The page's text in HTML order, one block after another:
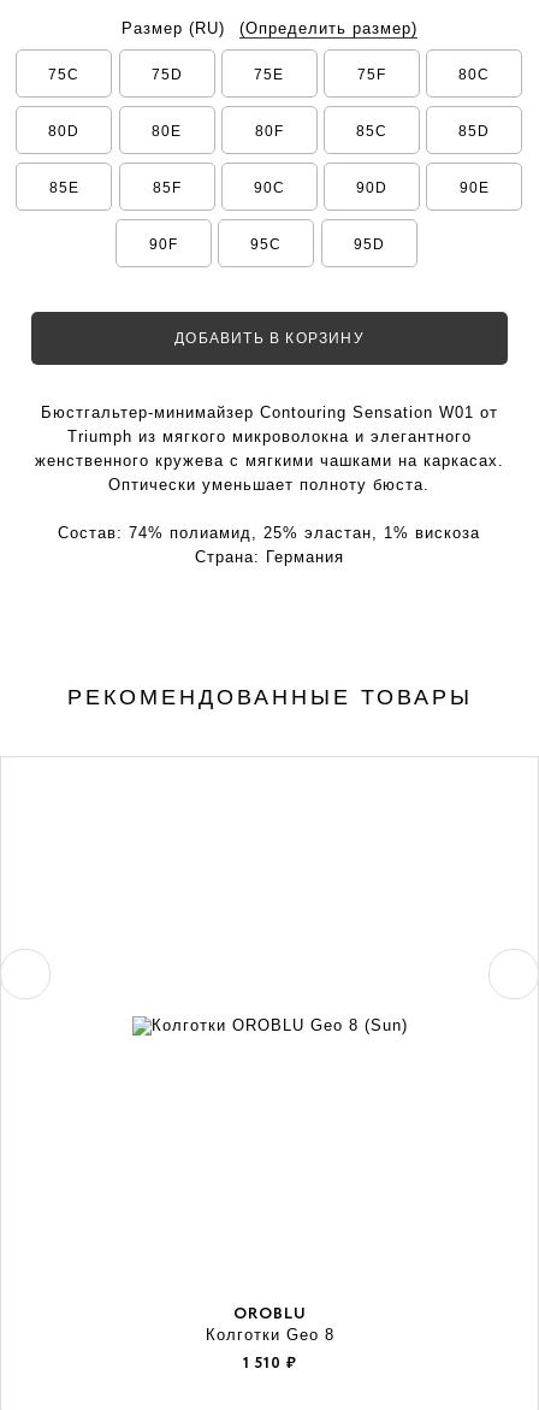
Размер (RU) (Определить размер)
75C 75D 75E 75F 80C
80D 80E 80F 85C 85D
85E 85F 90C 90D 90E
90F 95C 95D
ДОБАВИТЬ В КОРЗИНУ
Бюстгальтер-минимайзер Contouring Sensation W01 от
Triumph из мягкого микроволокна и элегантного
женственного кружева с мягкими чашками на каркасах.
Оптически уменьшает полноту бюста.
Состав:74% полиамид, 25% эластан, 1% вискоза
Страна: Германия
РЕКОМЕНДОВАННЫЕ ТОВАРЫ
OROBLU
Колготки Geo 8
1 510 ₽